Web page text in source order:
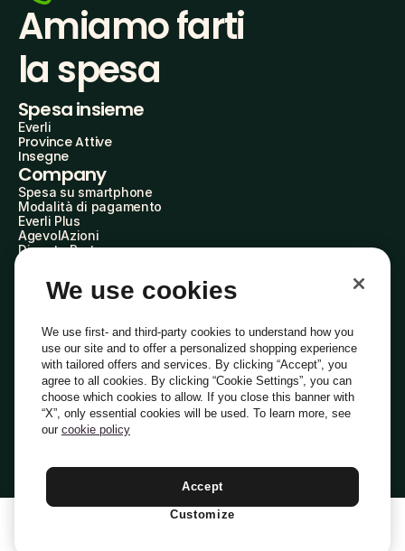
Amiamo farti
la spesa
Spesa insieme
Everli
Province Attive
Insegne
Company
Spesa su smartphone
Modalità di pagamento
Everli Plus
AgevolAzioni
Diventa Partner
Everli Shoppers
About Us
Everli News
Domande frequenti
Lavora con noi
Diventa Shopper
Investitori
PrivacyCookiePreferenze Cookie
Termini e CondizioniCodice Etico
Indirizzo PEC: everli@pec.it - indirizzo DPO: dpo@everli.com
Italiano
We use cookies
We use first- and third-party cookies to understand how you
use our site and to offer a personalized shopping experience
with tailored offers and services. By clicking “Accept”, you
agree to all cookies. By clicking “Cookie Settings”, you can
choose which cookies to allow. If you close this banner with
“X”, only essential cookies will be used. To learn more, see
our cookie policy
Accept
Customize